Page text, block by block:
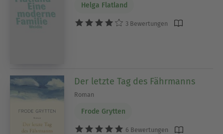
Helga Flatland
3 Bewertungen
Der letzte Tag des Fährmanns
Roman
Frode Grytten
6 Bewertungen